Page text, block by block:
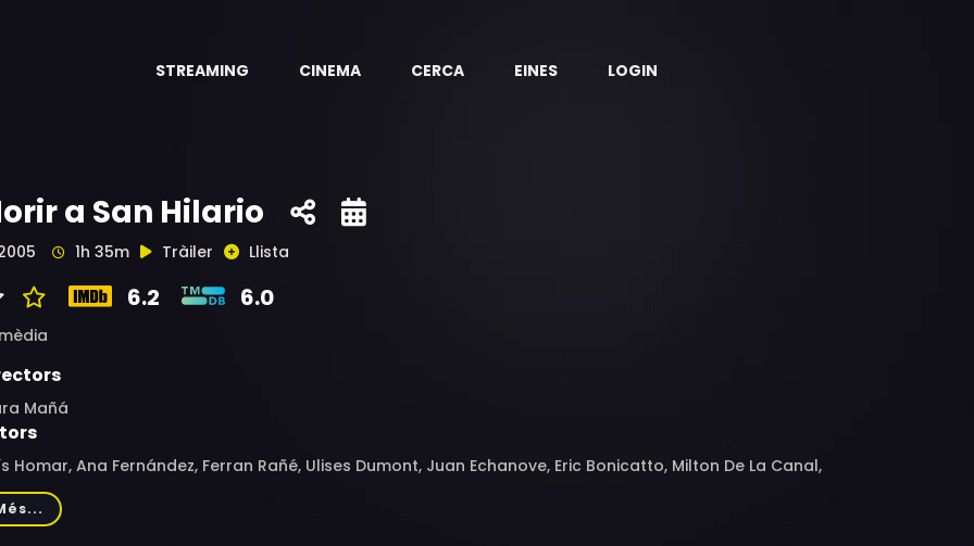
STREAMING CINEMA CERCA EINES LOGIN
a San Hilario
1h 35m Tràiler Llista
6.2 6.0
Mañá
Homar, Ana Fernández, Ferran Rañé, Ulises Dumont, Juan Echanove, Eric Bonicatto, Milton De La Canal,
Berliner, Rita Terranova, Damián Dreizik